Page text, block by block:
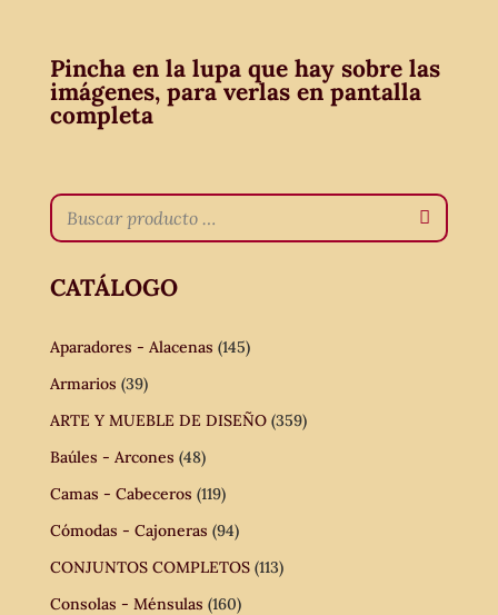
Pincha en la lupa que hay sobre las
imágenes, para verlas en pantalla
completa
CATÁLOGO
Aparadores - Alacenas (145)
Armarios (39)
ARTE Y MUEBLE DE DISEÑO (359)
Baúles - Arcones (48)
Camas - Cabeceros (119)
Cómodas - Cajoneras (94)
CONJUNTOS COMPLETOS (113)
Consolas - Ménsulas (160)